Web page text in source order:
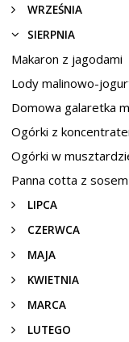
WRZEŚNIA
SIERPNIA
Makaron z jagodami
Lody malinowo-
Domowa galaretka
Ogórki z
Ogórki w
Panna cotta z
LIPCA
CZERWCA
MAJA
KWIETNIA
MARCA
LUTEGO